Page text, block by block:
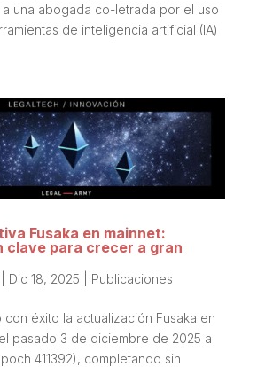
una abogada co-letrada por el uso
de inteligencia artificial (IA)
Fusaka en mainnet:
clave para crecer a gran
Dic 18, 2025 Publicaciones
con éxito la actualización Fusaka en
pasado 3 de diciembre de 2025 a
411392), completando sin